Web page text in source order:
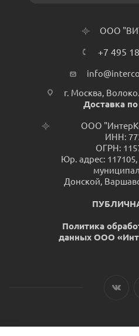
ООО
+7 495
г. Москва,
Доставка
ООО
ИНН:
ОГРН:
Юр. адрес: 117105,
Донской,
Политика
данных ООО